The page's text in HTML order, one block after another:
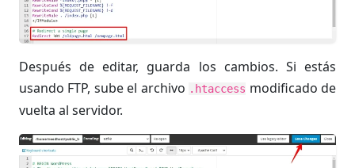
Después de editar, guarda los cambios. Si estás
usando FTP, sube el archivo .htaccess modificado de
vuelta al servidor.